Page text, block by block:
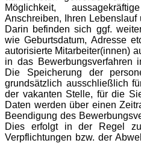
Möglichkeit,
Anschreiben, Ihren
Darin befinden sich ggf.
wie Geburtsdatum, Adresse
autorisierte Mitarbeiter(innen)
in das Bewerbungsverfahren
Die Speicherung der
grundsätzlich ausschließlich
der vakanten Stelle, für die
Daten werden über einen
Beendigung des
Dies erfolgt in der Regel
Verpflichtungen bzw. der